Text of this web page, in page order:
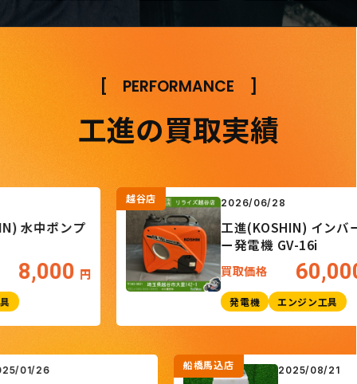
[ PERFORMANCE ]
工進の買取実績
ポンプ
円
2026/06/28
工進(KOSHIN) インバータ
ー発電機 GV-16i
買取価格 60,000 円
発電機 エンジン工具
2025/01/26 船橋馬込店 2025/